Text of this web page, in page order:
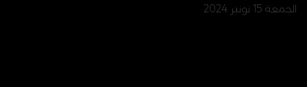
الجمعة 15 نونبر 2024